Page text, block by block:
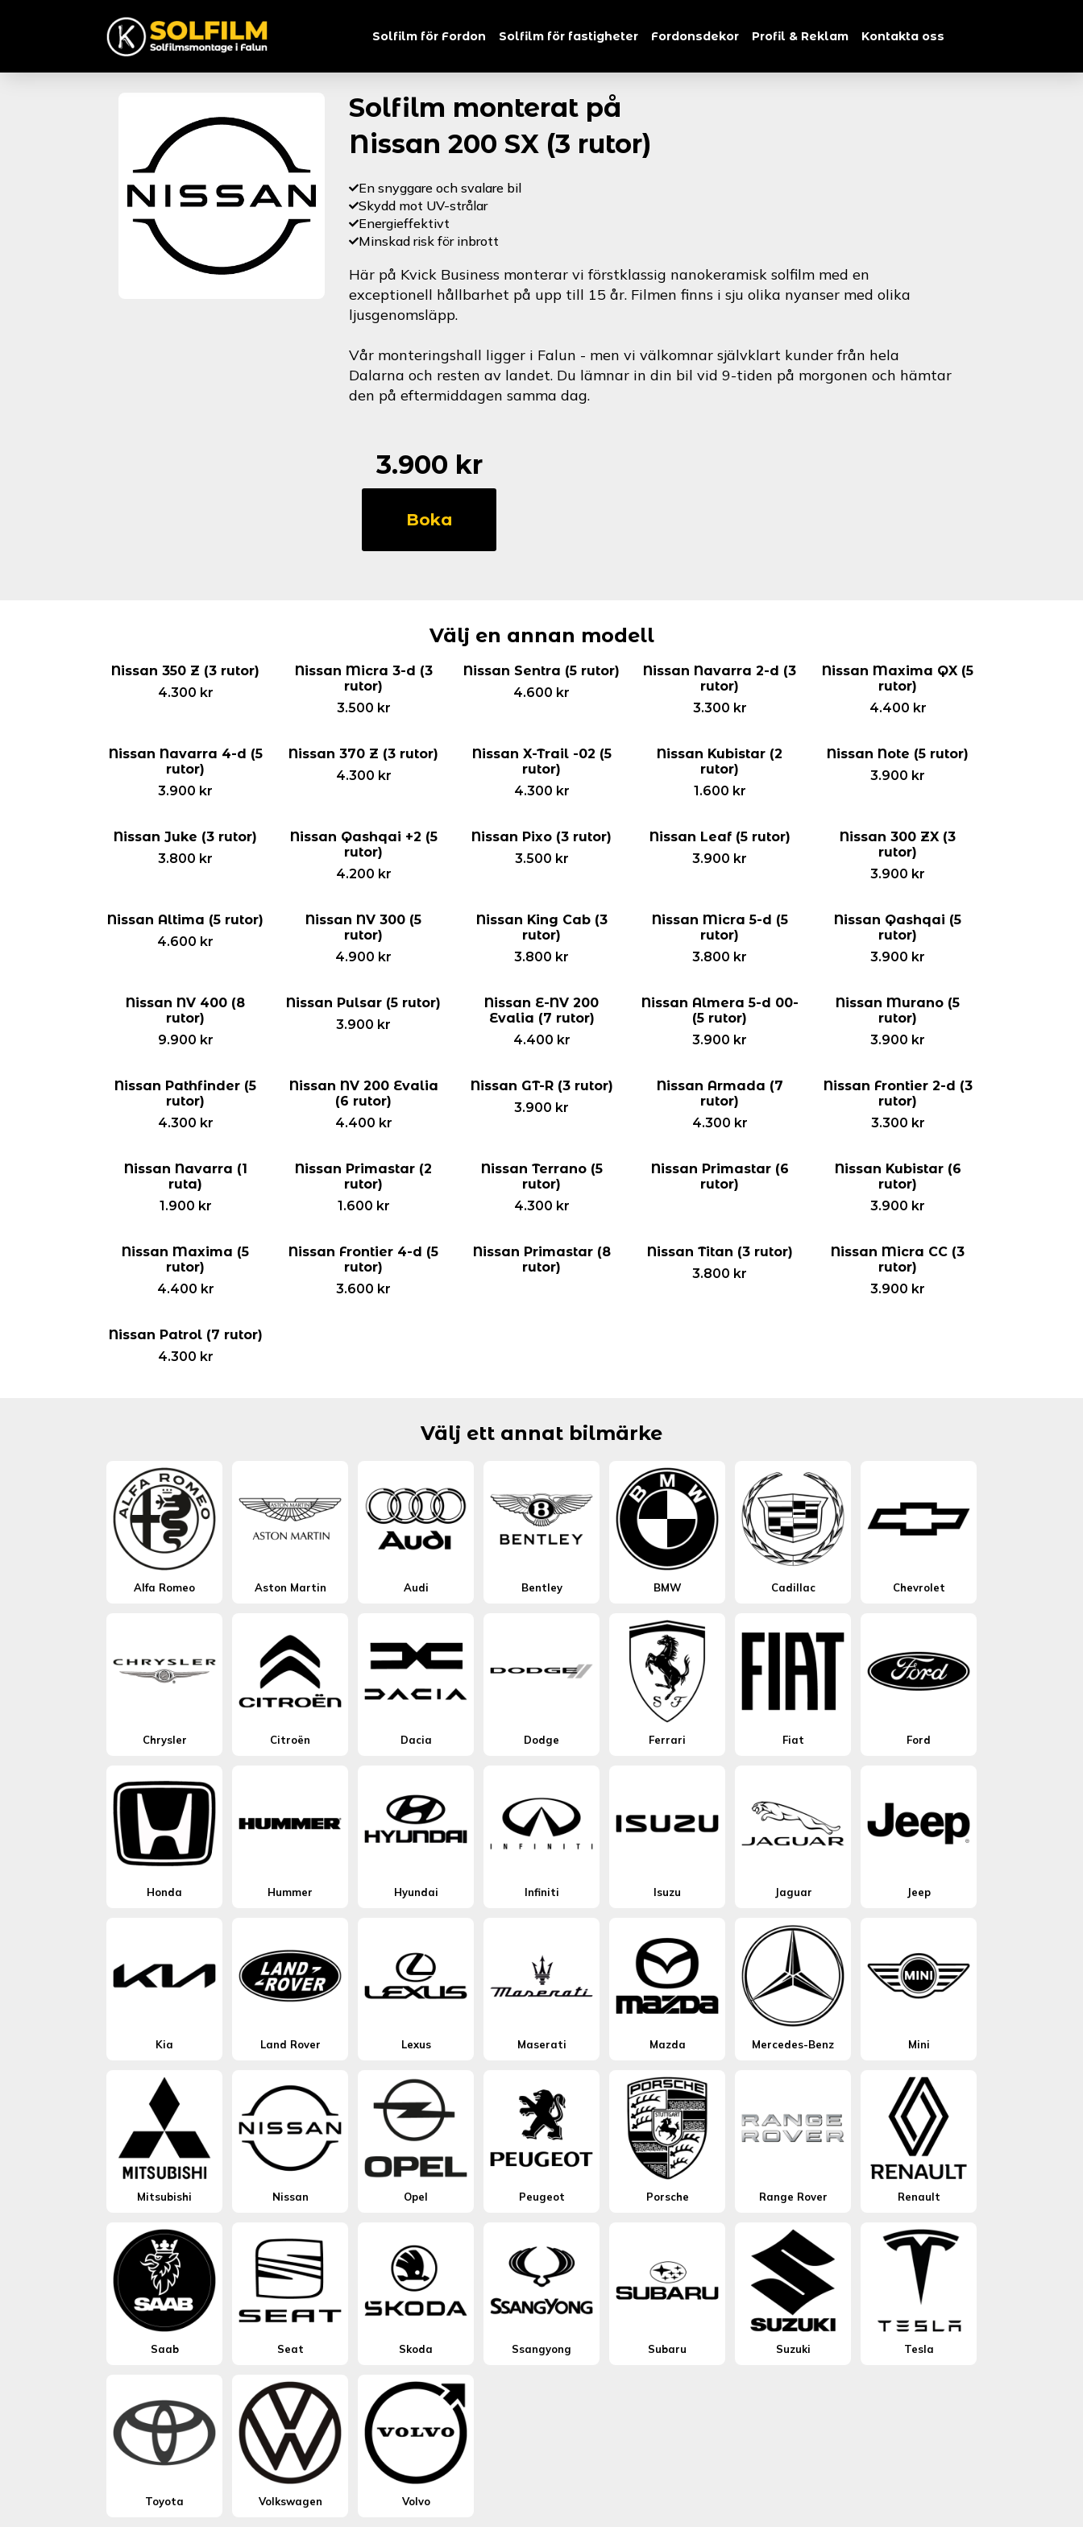
Solfilm för Fordon Solfilm för fastigheter Fordonsdekor Profil & Reklam Kontakta oss
Solfilm monterat på
Nissan 200 SX (3 rutor)
En snyggare och svalare bil
Skydd mot UV-strålar
Energieffektivt
Minskad risk för inbrott
Här på Kvick Business monterar vi förstklassig nanokeramisk solfilm med en
exceptionell hållbarhet på upp till 15 år. Filmen finns i sju olika nyanser med olika
ljusgenomsläpp.
Vår monteringshall ligger i Falun - men vi välkomnar självklart kunder från hela
Dalarna och resten av landet. Du lämnar in din bil vid 9-tiden på morgonen och hämtar
den på eftermiddagen samma dag.
3.900 kr
Nissan
rutor)
Boka
Välj en annan modell
Nissan 350 Z (3 rutor)
4.300 kr
Nissan Micra 3-d (3
rutor)
3.500 kr
Nissan Sentra (5 rutor)
4.600 kr
Nissan Navarra 2-d (3
rutor)
3.300 kr
Nissan Maxima QX (5
rutor)
4.400 kr
Nissan Navarra 4-d (5
rutor)
3.900 kr
Nissan 370 Z (3 rutor)
4.300 kr
Nissan X-Trail -02 (5
rutor)
4.300 kr
Nissan Kubistar (2
rutor)
1.600 kr
Nissan Note (5 rutor)
3.900 kr
Nissan Juke (3 rutor)
3.800 kr
Nissan Qashqai +2 (5
rutor)
4.200 kr
Nissan Pixo (3 rutor)
3.500 kr
Nissan Leaf (5 rutor)
3.900 kr
Nissan 300 ZX (3
rutor)
3.900 kr
Nissan Altima (5 rutor)
4.600 kr
Nissan NV 300 (5
rutor)
4.900 kr
Nissan King Cab (3
rutor)
3.800 kr
Nissan Micra 5-d (5
rutor)
3.800 kr
Nissan Qashqai (5
rutor)
3.900 kr
Nissan NV 400 (8
rutor)
9.900 kr
Nissan Pulsar (5 rutor)
3.900 kr
Nissan E-NV 200
Evalia (7 rutor)
4.400 kr
Nissan Almera 5-d 00-
(5 rutor)
3.900 kr
Nissan Murano (5
rutor)
3.900 kr
Nissan Pathfinder (5
rutor)
4.300 kr
Nissan NV 200 Evalia
(6 rutor)
4.400 kr
Nissan GT-R (3 rutor)
3.900 kr
Nissan Armada (7
rutor)
4.300 kr
Nissan Frontier 2-d (3
rutor)
3.300 kr
Nissan Navarra (1
ruta)
1.900 kr
Nissan Primastar (2
rutor)
1.600 kr
Nissan Terrano (5
rutor)
4.300 kr
Nissan Primastar (6
rutor)
Nissan Kubistar (6
rutor)
3.900 kr
Nissan Maxima (5
rutor)
4.400 kr
Nissan Frontier 4-d (5
rutor)
3.600 kr
Nissan Primastar (8
rutor)
Nissan Titan (3 rutor)
3.800 kr
Nissan Micra CC (3
rutor)
3.900 kr
Nissan Patrol (7 rutor)
4.300 kr
Välj ett annat bilmärke
Alfa Romeo Aston Martin Audi Bentley BMW Cadillac Chevrolet
Chrysler Citroën Dacia Dodge Ferrari Fiat Ford
Honda Hummer Hyundai Infiniti Isuzu Jaguar Jeep
Kia Land Rover Lexus Maserati Mazda Mercedes-Benz Mini
Mitsubishi Nissan Opel Peugeot Porsche Range Rover Renault
Saab Seat Skoda Ssangyong Subaru Suzuki Tesla
Toyota Volkswagen Volvo